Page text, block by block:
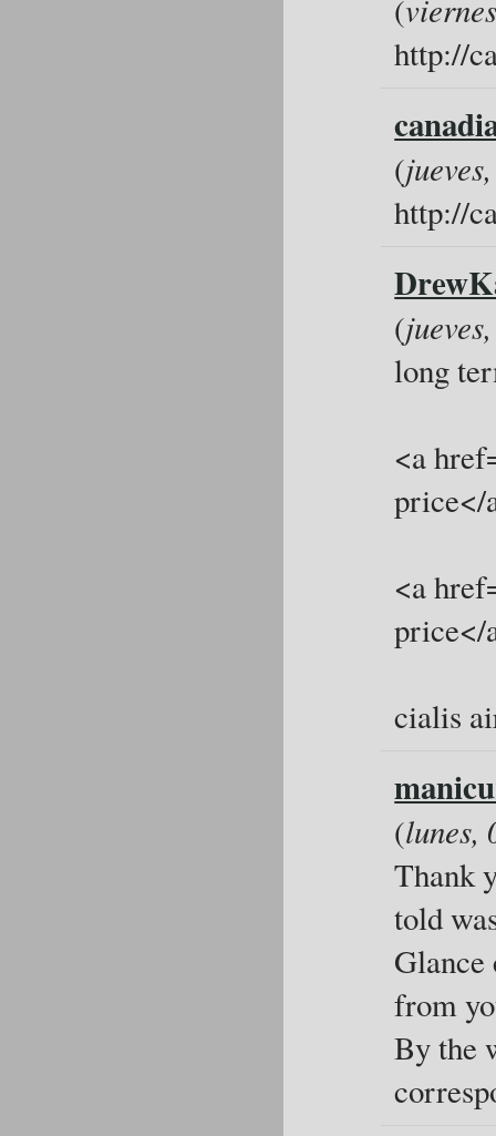
(
http://
(
http://
(
long
<a
price</
<a
price</
cialis
(lunes,
Thank
told
Glance
from
By the